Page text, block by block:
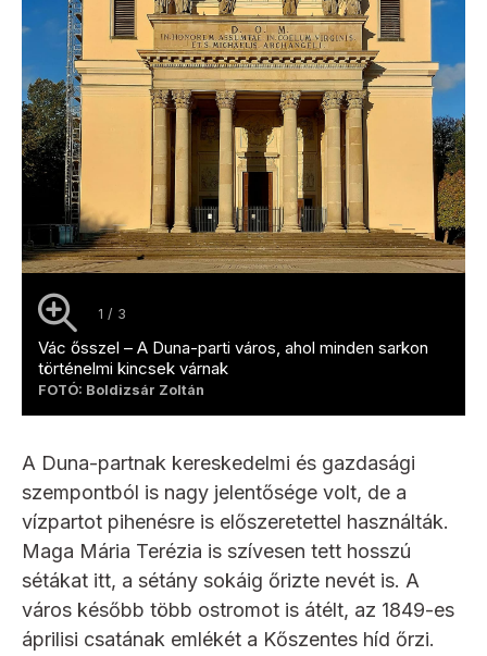
1 / 3
Vác ősszel – A Duna-parti város, ahol minden sarkon
történelmi kincsek várnak
FOTÓ: Boldizsár Zoltán
A Duna-partnak kereskedelmi és gazdasági
szempontból is nagy jelentősége volt, de a
vízpartot pihenésre is előszeretettel használták.
Maga Mária Terézia is szívesen tett hosszú
sétákat itt, a sétány sokáig őrizte nevét is. A
város később több ostromot is átélt, az 1849-es
áprilisi csatának emlékét a Kőszentes híd őrzi.